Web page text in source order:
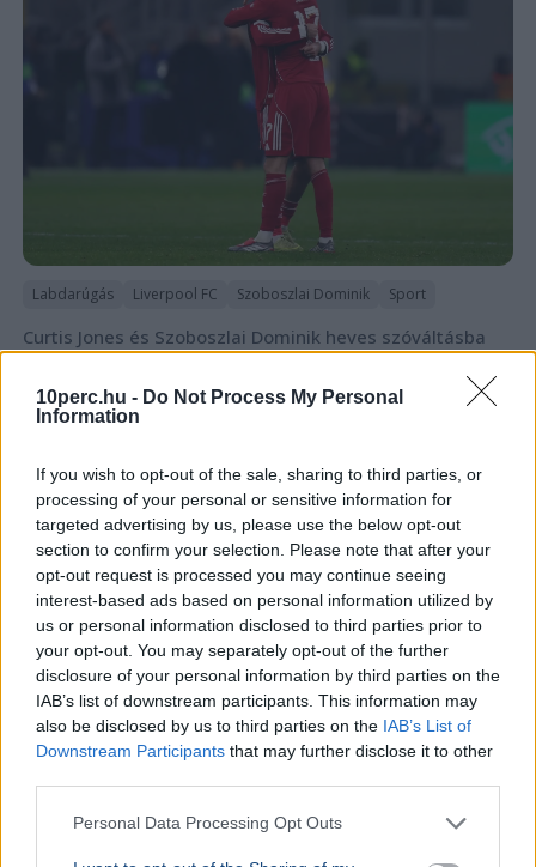
10perc.hu - Do Not Process My Personal
Information
If you wish to opt-out of the sale, sharing to third parties, or
processing of your personal or sensitive information for
targeted advertising by us, please use the below opt-out
section to confirm your selection. Please note that after your
opt-out request is processed you may continue seeing
interest-based ads based on personal information utilized by
us or personal information disclosed to third parties prior to
your opt-out. You may separately opt-out of the further
disclosure of your personal information by third parties on the
IAB’s list of downstream participants. This information may
also be disclosed by us to third parties on the IAB’s List of
Downstream Participants that may further disclose it to other
Personal Data Processing Opt Outs
Labdarúgás Liverpool FC Szoboszlai Dominik Sport
Curtis Jones és Szoboszlai Dominik heves szóváltásba
csapatkapitányi karszalag körül alakult ki.Bővebben...
Visszatért a Ferencvároshoz a 88-szoros
válogatott Nagy Ádám
Sport